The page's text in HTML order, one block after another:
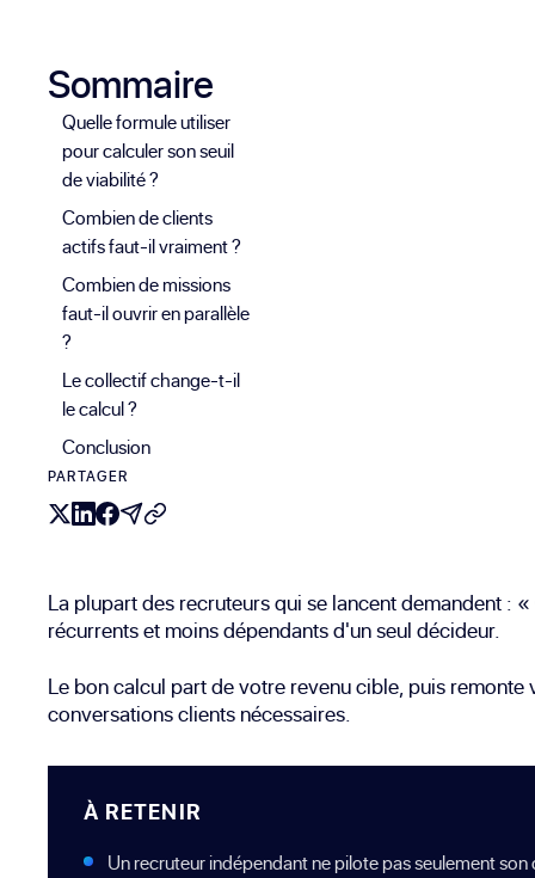
Sommaire
Quelle formule utiliser
pour calculer son seuil
de viabilité ?
Combien de clients
actifs faut-il vraiment ?
Combien de missions
faut-il ouvrir en parallèle
?
Le collectif change-t-il
le calcul ?
Conclusion
PARTAGER
La plupart des recruteurs qui se lancent demandent :
récurrents et moins dépendants d'un seul décideur.
Le bon calcul part de votre revenu cible, puis
conversations clients nécessaires.
À RETENIR
Un recruteur indépendant ne pilote pas seulement